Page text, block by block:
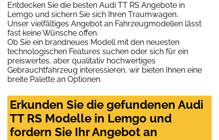
Entdecken Sie die besten Audi TT RS Angebote in
Lemgo und sichern Sie sich Ihren Traumwagen.
Unser vielfältiges Angebot an Fahrzeugmodellen lässt
fast keine Wünsche offen.
Ob Sie ein brandneues Modell mit den neuesten
technologischen Features suchen oder sich für ein
preiswertes, aber qualitativ hochwertiges
Gebrauchtfahrzeug interessieren, wir bieten Ihnen eine
breite Palette an Optionen.
Erkunden Sie die gefundenen Audi
TT RS Modelle in Lemgo und
fordern Sie Ihr Angebot an